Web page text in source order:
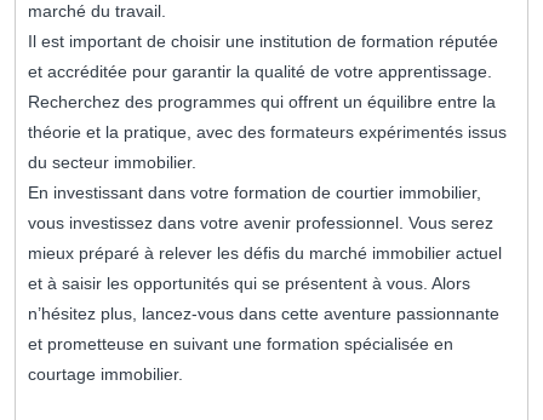
marché du travail.
Il est important de choisir une institution de formation réputée
et accréditée pour garantir la qualité de votre apprentissage.
Recherchez des programmes qui offrent un équilibre entre la
théorie et la pratique, avec des formateurs expérimentés issus
du secteur immobilier.
En investissant dans votre formation de courtier immobilier,
vous investissez dans votre avenir professionnel. Vous serez
mieux préparé à relever les défis du marché immobilier actuel
et à saisir les opportunités qui se présentent à vous. Alors
n’hésitez plus, lancez-vous dans cette aventure passionnante
et prometteuse en suivant une formation spécialisée en
courtage immobilier.